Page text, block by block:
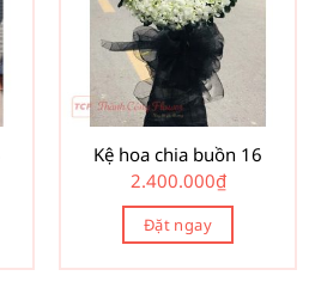
Kệ hoa chia buồn 16
2.400.000₫
Đặt ngay